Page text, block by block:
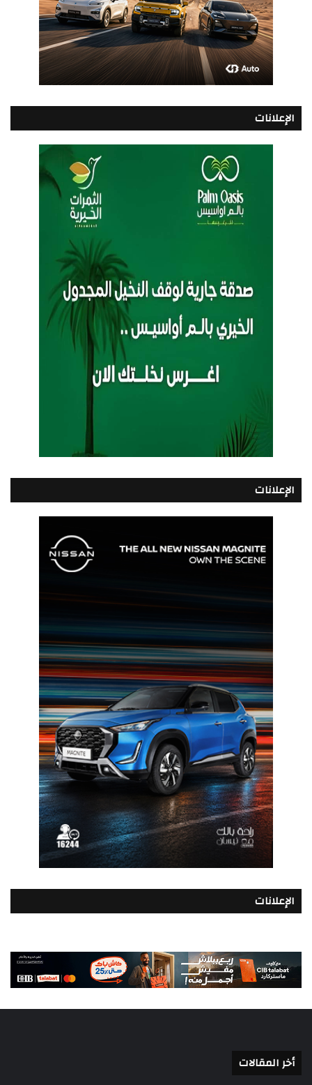
الإعلانات
الإعلانات
الإعلانات
أخر المقالات